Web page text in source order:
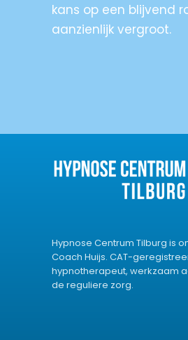
kans op een blijvend
aanzienlijk vergroot.
Hypnose Centrum Tilburg is
Coach Huijs. CAT-
hypnotherapeut, werkzaam
de reguliere zorg.